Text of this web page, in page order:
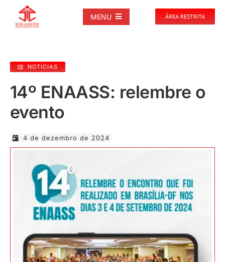
MENU
NOTÍCIAS
PUBLICAÇÕES
DOCUMENTOS
GALERIAS
EVENTOS
JURÍDICO
ÁREA RESTRITA
NOTÍCIAS
14º ENAASS: relembre o
evento
4 de dezembro de 2024